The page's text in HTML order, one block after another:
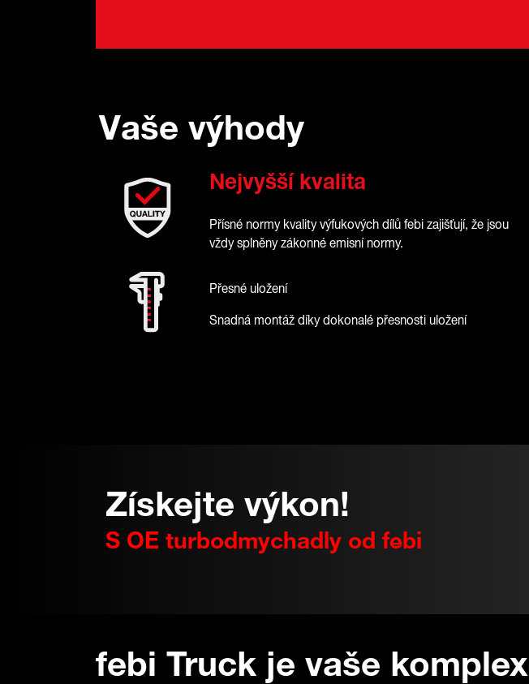
Vaše výhody
Nejvyšší kvalita
Přísné normy kvality výfukových dílů febi zajišťují, že jsou
vždy splněny zákonné emisní normy.
Přesné uložení
Snadná montáž díky dokonalé přesnosti uložení
Získejte výkon!
S OE turbodmychadly od febi
febi Truck je vaše